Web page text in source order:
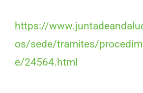
https://
os/sede/tramites/
e/24564.html